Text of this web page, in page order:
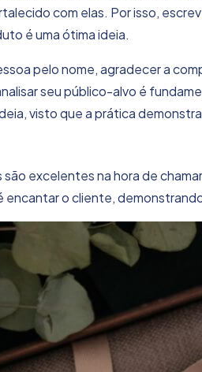
com elas. Por isso,
é uma ótima ideia.
pelo nome, agradecer a
seu público-alvo é
visto que a prática
excelentes na hora de
encantar o cliente,